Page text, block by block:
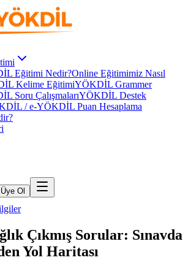
Eğitimi Nedir?Online Eğitimimiz Nasıl
Kelime EğitimiYÖKDİL Grammer
Soru ÇalışmalarıYÖKDİL Destek
/ e-YÖKDİL Puan Hesaplama
Ol
Çıkmış Sorular: Sınavda
Yol Haritası